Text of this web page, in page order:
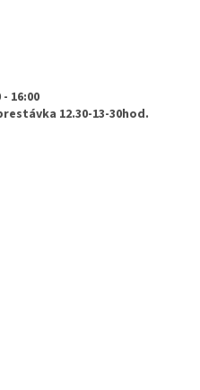
16:00
12.30-13-30hod.